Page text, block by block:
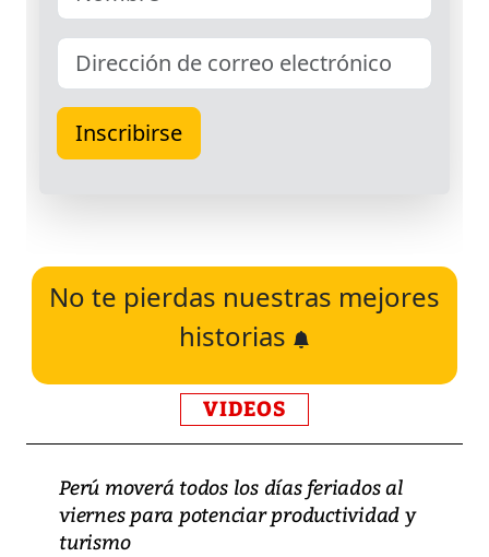
No te pierdas nuestras mejores
historias
VIDEOS
Perú moverá todos los días feriados al
viernes para potenciar productividad y
turismo